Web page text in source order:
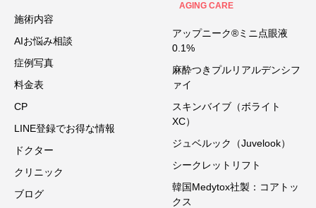
施術内容
AIお悩み相談
症例写真
料金表
CP
LINE登録でお得な情報
ドクター
クリニック
ブログ
AGING CARE
アップニーク®ミニ点眼液
0.1%
麻酔つきプルリアルデンシフ
ァイ
スキンバイブ（ボライト
XC）
ジュベルック（Juvelook）
シークレットリフト
韓国Medytox社製：コアトッ
クス